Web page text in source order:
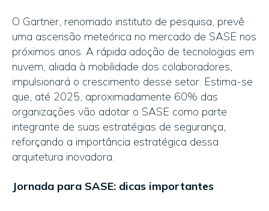
O Gartner, renomado instituto de pesquisa, prevê
uma ascensão meteórica no mercado de SASE nos
próximos anos. A rápida adoção de tecnologias em
nuvem, aliada à mobilidade dos colaboradores,
impulsionará o crescimento desse setor. Estima-se
que, até 2025, aproximadamente 60% das
organizações vão adotar o SASE como parte
integrante de suas estratégias de segurança,
reforçando a importância estratégica dessa
arquitetura inovadora.
Jornada para SASE: dicas importantes